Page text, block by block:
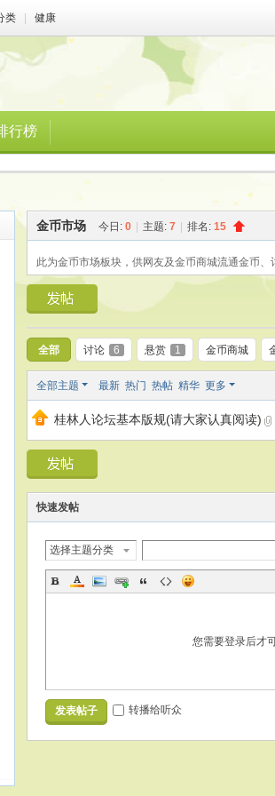
类 健康
行榜
金币市场 今日: 0 主题: 7 排名: 15
此为金币市场板块，供网友及金币商城流通金币
全部 讨论 6 悬赏 1 金币商城
全部主题 最新 热门 热帖 精华 更多
桂林人论坛基本版规(请大家认真阅读)
快速发帖
选择主题分类
您需要登录后才
发表帖子 转播给听众